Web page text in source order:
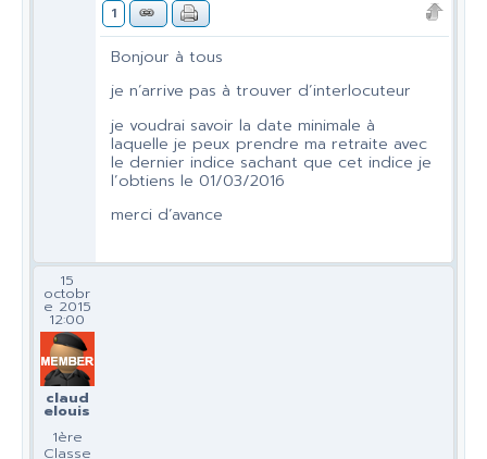
1
Bonjour à tous
je n’arrive pas à trouver d’interlocuteur
je voudrai savoir la date minimale à
laquelle je peux prendre ma retraite avec
le dernier indice sachant que cet indice je
l’obtiens le 01/03/2016
merci d’avance
15
octobr
e 2015
12:00
claud
elouis
1ère
Classe